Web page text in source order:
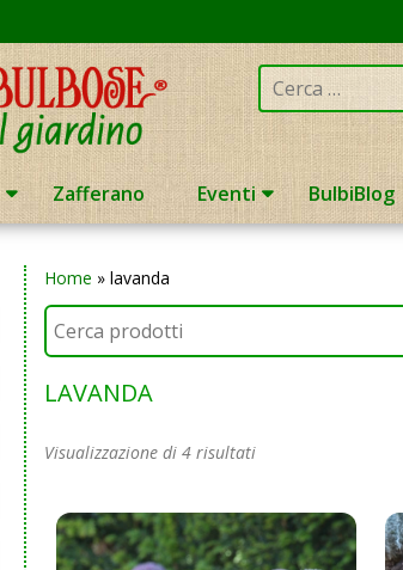
Cerca:
Zafferano Eventi BulbiBlog
Home » lavanda
LAVANDA
Visualizzazione di 4 risultati